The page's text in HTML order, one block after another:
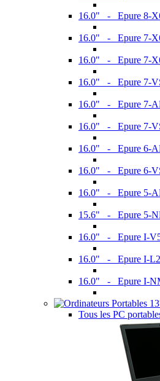
16.0" - Epure 8-
16.0" - Epure 7-
16.0" - Epure 7-
16.0" - Epure 7-
16.0" - Epure 7-
16.0" - Epure 7-
16.0" - Epure 6-
16.0" - Epure 6-
16.0" - Epure 5-
15.6" - Epure 5-
16.0" - Epure I-
16.0" - Epure I-
16.0" - Epure I-
Tous les PC